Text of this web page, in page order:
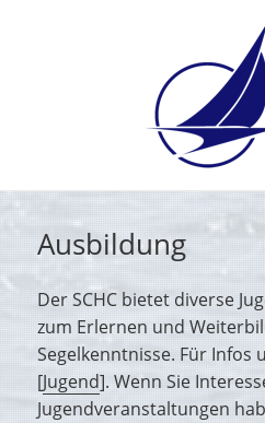
Ausbildung
Der SCHC bietet diverse
zum Erlernen und
Segelkenntnisse. Für Infos
[Jugend]. Wenn Sie
Jugendveranstaltungen